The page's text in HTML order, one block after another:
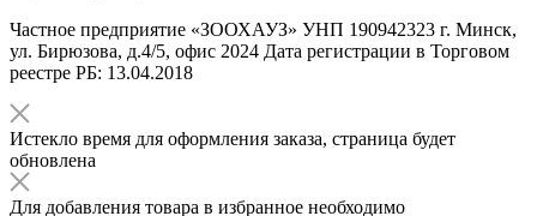
Частное предприятие «ЗООХАУЗ» УНП 190942323 г. Минск,
ул. Бирюзова, д.4/5, офис 2024 Дата регистрации в Торговом
реестре РБ: 13.04.2018
Истекло время для оформления заказа, страница будет
обновлена
Для добавления товара в избранное необходимо